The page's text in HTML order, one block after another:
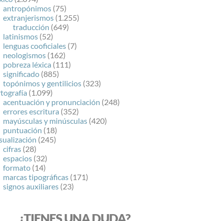
antropónimos (75)
extranjerismos (1.255)
traducción (649)
latinismos (52)
lenguas cooficiales (7)
neologismos (162)
pobreza léxica (111)
significado (885)
topónimos y gentilicios (323)
(1.099)
acentuación y pronunciación (248)
errores escritura (352)
mayúsculas y minúsculas (420)
puntuación (18)
(245)
cifras (28)
espacios (32)
formato (14)
marcas tipográficas (171)
signos auxiliares (23)
¿TIENES UNA DUDA?